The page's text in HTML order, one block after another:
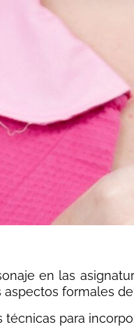
en las
formales
para